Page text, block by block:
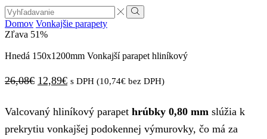
Search
input
Vyhľadávanie
Domov Vonkajšie parapety
Zľava 51%
Hnedá 150x1200mm Vonkajší parapet hliníkový
26,08€ Pôvodná
bola:
26,08€.
12,89€Aktuálna
je:
12,89€.
s DPH (10,74€ bez DPH)
Valcovaný hliníkový parapet hrúbky 0,80 mm slúžia k
prekrytiu vonkajšej podokennej výmurovky, čo má za